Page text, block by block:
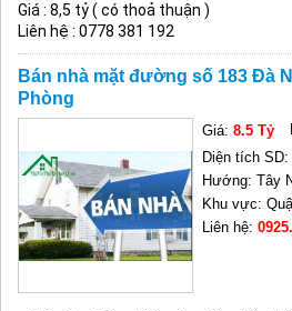
Giá : 8,5 tỷ ( có thoả thuận )
Liên hệ : 0778 381 192
Bán nhà mặt đường số 183 Đà
Phòng
Giá:8.5 Tỷ
Diện tích
Hướng: Tây
Khu vực:
Liên hệ: